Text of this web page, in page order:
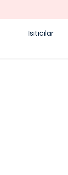
Isıtıcılar